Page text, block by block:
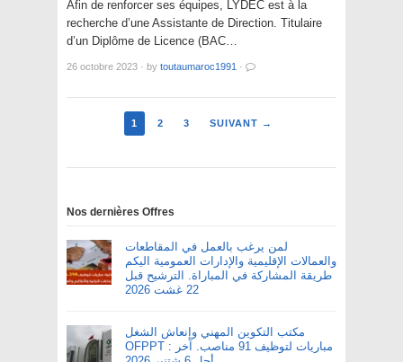
Afin de renforcer ses équipes, LYDEC est à la
recherche d’une Assistante de Direction. Titulaire
d’un Diplôme de Licence (BAC…
26 octobre 2023 · by toutaumaroc1991 ·
1 2 3 SUIVANT →
Nos dernières Offres
لمن يرغب بالعمل في المقاطعات
والعمالات الإقليمية والإدارات العمومية اليكم
طريقة المشاركة في المباراة. الترشيح قبل
22 غشت 2026
مكتب التكوين المهني وإنعاش الشغل
OFPPT : مباريات لتوظيف 91 مناصب. آخر